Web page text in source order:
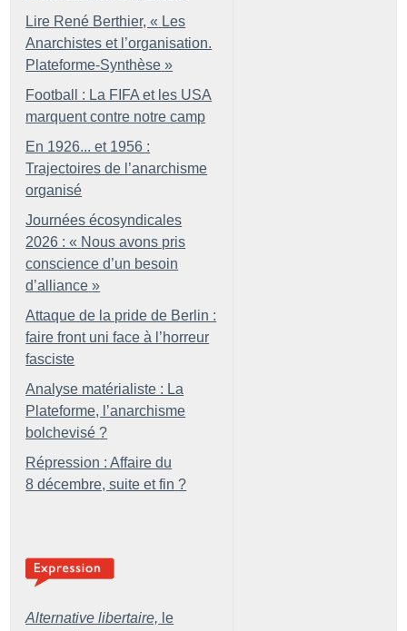
Lire René Berthier, « Les
Anarchistes et l’organisation.
Plateforme-Synthèse »
Football : La FIFA et les USA
marquent contre notre camp
En 1926... et 1956 :
Trajectoires de l’anarchisme
organisé
Journées écosyndicales
2026 : « Nous avons pris
conscience d’un besoin
d’alliance »
Attaque de la pride de Berlin :
faire front uni face à l’horreur
fasciste
Analyse matérialiste : La
Plateforme, l’anarchisme
bolchevisé ?
Répression : Affaire du
8 décembre, suite et fin ?
Alternative libertaire, le